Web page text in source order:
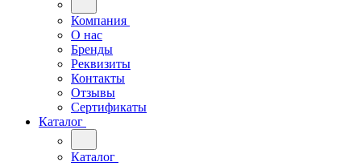
Компания
О нас
Бренды
Реквизиты
Контакты
Отзывы
Сертификаты
Каталог
Каталог